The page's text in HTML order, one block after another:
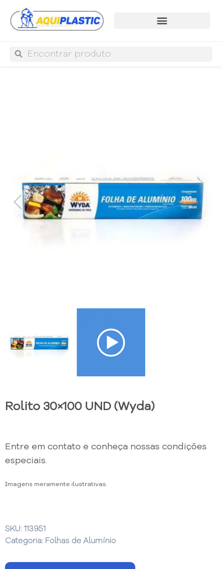
Rolito 30×100 UND (Wyda)
Entre em contato e conheça nossas condições
especiais.
Imagens meramente ilustrativas.
SKU: 113951
Categoria: Folhas de Alumínio